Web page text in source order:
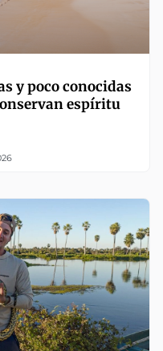
y poco conocidas
espíritu